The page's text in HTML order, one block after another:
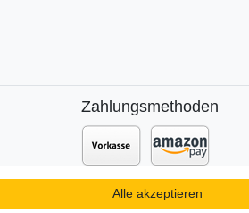
Zahlungsmethoden
Zusätzlich stehen SEPA
Kauf aufRechnung,
Alle akzeptieren